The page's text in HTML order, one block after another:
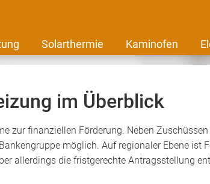
Solarthermie Kaminofen
im Überblick
zur finanziellen Förderung. Neben
möglich. Auf regionaler Ebene ist
allerdings die fristgerechte Antragsstellung